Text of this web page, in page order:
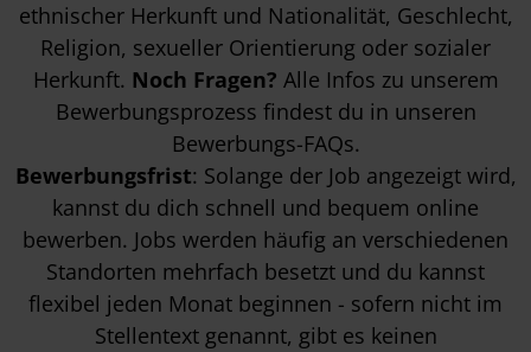
ethnischer Herkunft und Nationalität, Geschlecht,
Religion, sexueller Orientierung oder sozialer
Herkunft. Noch Fragen? Alle Infos zu unserem
Bewerbungsprozess findest du in unseren
Bewerbungs-FAQs.
Bewerbungsfrist: Solange der Job angezeigt wird,
kannst du dich schnell und bequem online
bewerben. Jobs werden häufig an verschiedenen
Standorten mehrfach besetzt und du kannst
flexibel jeden Monat beginnen - sofern nicht im
Stellentext genannt, gibt es keinen